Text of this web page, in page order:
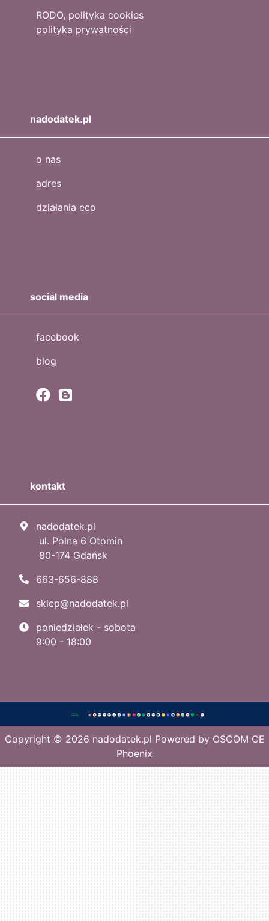
RODO, polityka cookies
polityka prywatności
nadodatek.pl
o nas
adres
działania eco
social media
facebook
blog
kontakt
nadodatek.pl
ul. Polna 6 Otomin
80-174 Gdańsk
663-656-888
sklep@nadodatek.pl
poniedziałek - sobota
9:00 - 18:00
Copyright © 2026 nadodatek.pl Powered by OSCOM CE
Phoenix